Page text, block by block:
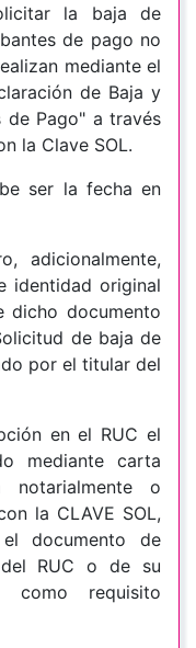
la baja de
de pago no
mediante el
de Baja y
de Pago" a través
la Clave SOL.
ser la fecha en
adicionalmente,
identidad original
dicho documento
de baja de
por el titular del
en el RUC el
mediante carta
notarialmente o
la CLAVE SOL,
documento de
RUC o de su
como requisito